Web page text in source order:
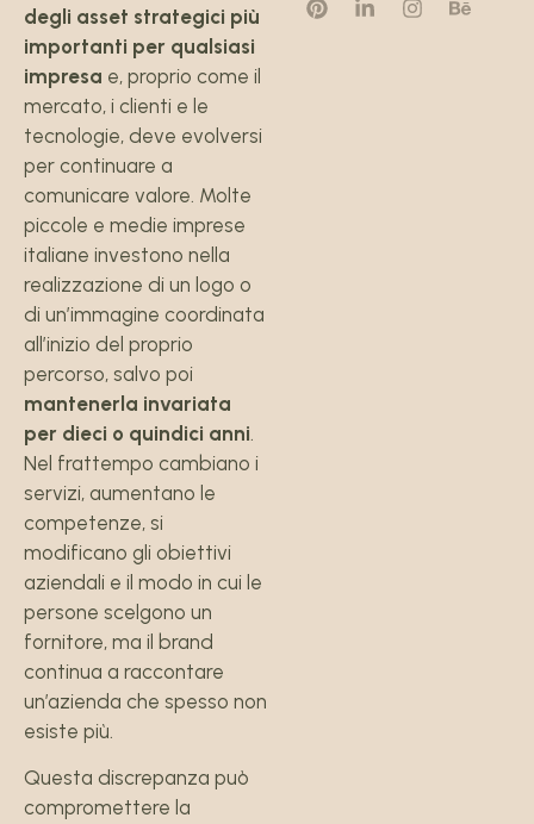
degli asset strategici più
importanti per qualsiasi
impresa e, proprio come il
mercato, i clienti e le
tecnologie, deve evolversi
per continuare a
comunicare valore. Molte
piccole e medie imprese
italiane investono nella
realizzazione di un logo o
di un’immagine coordinata
all’inizio del proprio
percorso, salvo poi
mantenerla invariata
per dieci o quindici anni.
Nel frattempo cambiano i
servizi, aumentano le
competenze, si
modificano gli obiettivi
aziendali e il modo in cui le
persone scelgono un
fornitore, ma il brand
continua a raccontare
un’azienda che spesso non
esiste più.
Questa discrepanza può
compromettere la